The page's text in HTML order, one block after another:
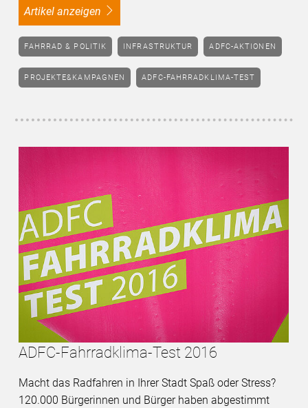
Artikel anzeigen
FAHRRAD & POLITIK INFRASTRUKTUR ADFC-AKTIONEN
PROJEKTE&KAMPAGNEN ADFC-FAHRRADKLIMA-TEST
ADFC-Fahrradklima-Test 2016
Macht das Radfahren in Ihrer Stadt Spaß oder Stress?
120.000 Bürgerinnen und Bürger haben abgestimmt